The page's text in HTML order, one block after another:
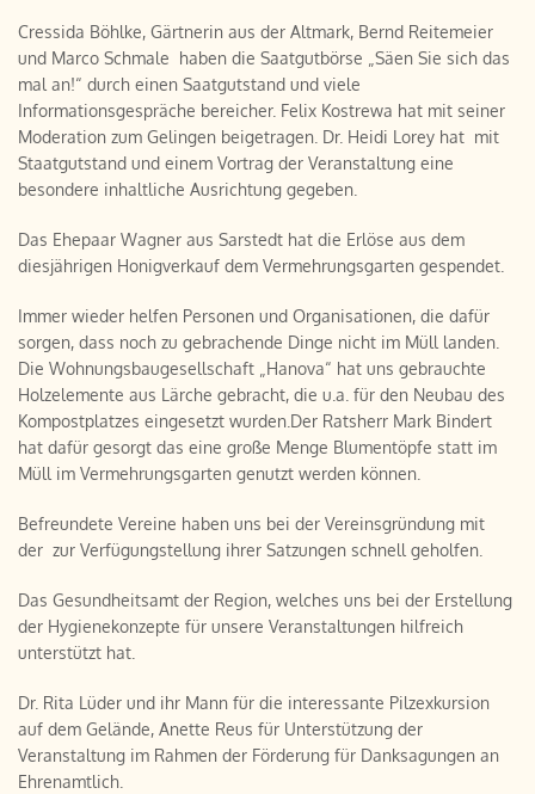
Cressida Böhlke, Gärtnerin aus der Altmark, Bernd Reitemeier
und Marco Schmale haben die Saatgutbörse „Säen Sie sich das
mal an!“ durch einen Saatgutstand und viele
Informationsgespräche bereicher. Felix Kostrewa hat mit seiner
Moderation zum Gelingen beigetragen. Dr. Heidi Lorey hat mit
Staatgutstand und einem Vortrag der Veranstaltung eine
besondere inhaltliche Ausrichtung gegeben.
Das Ehepaar Wagner aus Sarstedt hat die Erlöse aus dem
diesjährigen Honigverkauf dem Vermehrungsgarten gespendet.
Immer wieder helfen Personen und Organisationen, die dafür
sorgen, dass noch zu gebrachende Dinge nicht im Müll landen.
Die Wohnungsbaugesellschaft „Hanova“ hat uns gebrauchte
Holzelemente aus Lärche gebracht, die u.a. für den Neubau des
Kompostplatzes eingesetzt wurden.Der Ratsherr Mark Bindert
hat dafür gesorgt das eine große Menge Blumentöpfe statt im
Müll im Vermehrungsgarten genutzt werden können.
Befreundete Vereine haben uns bei der Vereinsgründung mit
der zur Verfügungstellung ihrer Satzungen schnell geholfen.
Das Gesundheitsamt der Region, welches uns bei der Erstellung
der Hygienekonzepte für unsere Veranstaltungen hilfreich
unterstützt hat.
Dr. Rita Lüder und ihr Mann für die interessante Pilzexkursion
auf dem Gelände, Anette Reus für Unterstützung der
Veranstaltung im Rahmen der Förderung für Danksagungen an
Ehrenamtlich.